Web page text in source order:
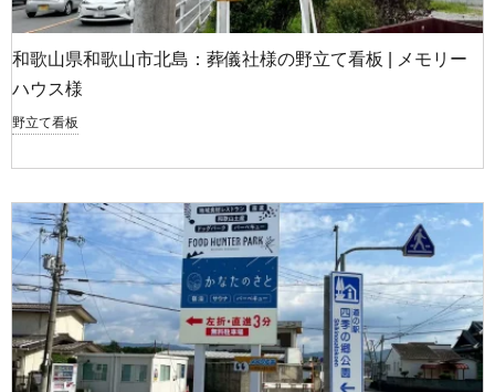
和歌山県和歌山市北島：葬儀社様の野立て看板 | メモリー
ハウス様
野立て看板